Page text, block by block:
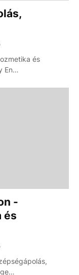
és
En…
-
és